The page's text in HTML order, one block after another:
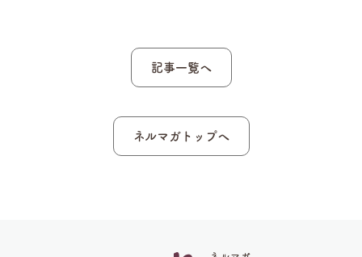
記事一覧へ
ネルマガトップへ